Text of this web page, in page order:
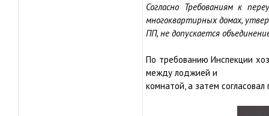
Согласно Требованиям к
многоквартирных домах,
ПП, не допускается
По требованию Инспекции
между лоджией и
комнатой, а затем